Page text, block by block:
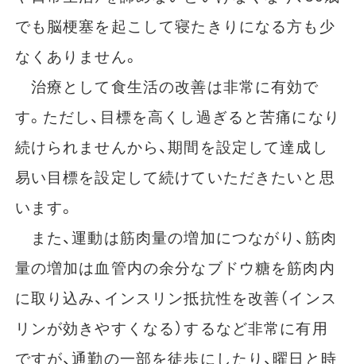
でも脳梗塞を起こして寝たきりになる方も少
なくありません。
治療として食生活の改善は非常に有効で
す。ただし、目標を高くし過ぎると苦痛になり
続けられませんから、期間を設定して達成し
易い目標を設定して続けていただきたいと思
います。
また、運動は筋肉量の増加につながり、筋肉
量の増加は血管内の余分なブドウ糖を筋肉内
に取り込み、インスリン抵抗性を改善（インス
リンが効きやすくなる）するなど非常に有用
ですが、通勤の一部を徒歩にしたり、曜日と時